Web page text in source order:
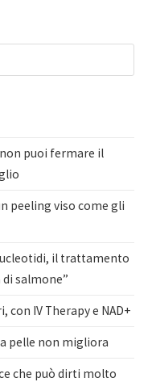
non puoi fermare il
peeling viso come gli
il trattamento
salmone”
IV Therapy e NAD+
pelle non migliora
che può dirti molto